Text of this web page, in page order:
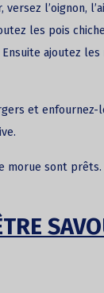
versez l’oignon,
les pois
ajoutez
et
morue sont prêts.